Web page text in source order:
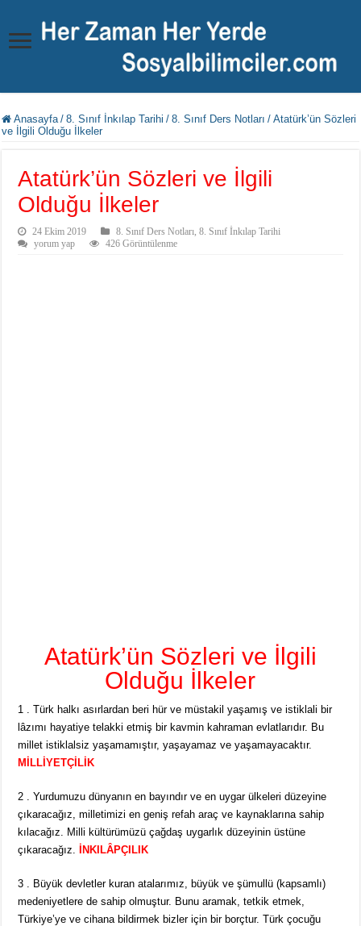
Anasayfa / 8. Sınıf İnkılap Tarihi / 8. Sınıf Ders Notları / Atatürk’ün Sözleri
ve İlgili Olduğu İlkeler
Atatürk’ün Sözleri ve İlgili
Olduğu İlkeler
24 Ekim 2019 8. Sınıf Ders Notları ,8. Sınıf İnkılap Tarihi
yorum yap
426 Görüntülenme
Atatürk’ün Sözleri ve İlgili
Olduğu İlkeler
1 . Türk halkı asırlardan beri hür ve müstakil yaşamış ve istiklali bir
lâzımı hayatiye telakki etmiş bir kavmin kahraman evlatlarıdır. Bu
millet istiklalsiz yaşamamıştır, yaşayamaz ve yaşamayacaktır.
MİLLİYETÇİLİK
2 . Yurdumuzu dünyanın en bayındır ve en uygar ülkeleri düzeyine
çıkaracağız, milletimizi en geniş refah araç ve kaynaklarına sahip
kılacağız. Milli kültürümüzü çağdaş uygarlık düzeyinin üstüne
çıkaracağız.İNKILÂPÇILIK
3 . Büyük devletler kuran atalarımız, büyük ve şümullü (kapsamlı)
medeniyetlere de sahip olmuştur. Bunu aramak, tetkik etmek,
Türkiye’ye ve cihana bildirmek bizler için bir borçtur. Türk çocuğu